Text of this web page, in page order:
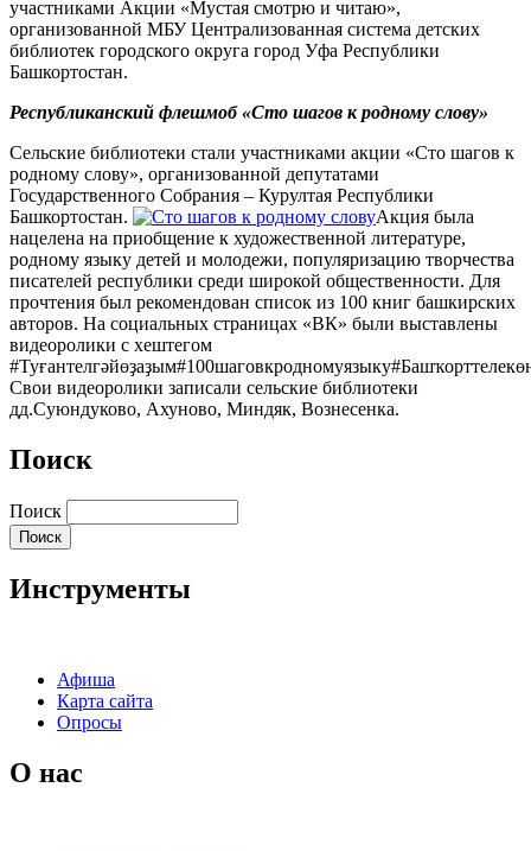
участниками Акции «Мустая смотрю и читаю»,
организованной МБУ Централизованная система детских
библиотек городского округа город Уфа Республики
Башкортостан.
Республиканский флешмоб «Сто шагов к родному слову»
Сельские библиотеки стали участниками акции «Сто шагов к
родному слову», организованной депутатами
Государственного Собрания – Курултая Республики
Башкортостан.
Акция была
нацелена на приобщение к художественной литературе,
родному языку детей и молодежи, популяризацию творчества
писателей республики среди широкой общественности. Для
прочтения был рекомендован список из 100 книг башкирских
авторов. На социальных страницах «ВК» были выставлены
видеоролики с хештегом
Свои видеоролики записали сельские библиотеки
дд.Суюндуково, Ахуново, Миндяк, Вознесенка.
Поиск
Поиск
Инструменты
Афиша
Карта сайта
Опросы
О нас